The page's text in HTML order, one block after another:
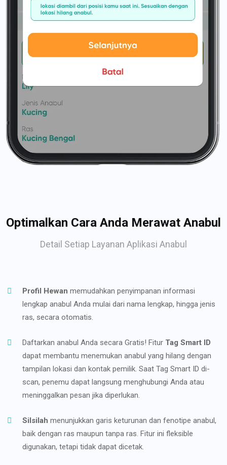
Optimalkan Cara Anda Merawat Anabul
Detail Setiap Layanan Aplikasi Anabul
Profil Hewan memudahkan penyimpanan informasi
lengkap anabul Anda mulai dari nama lengkap, hingga jenis
ras, secara otomatis.
Daftarkan anabul Anda secara Gratis! Fitur Tag Smart ID
dapat membantu menemukan anabul yang hilang dengan
tampilan lokasi dan kontak pemilik. Saat Tag Smart ID di-
scan, penemu dapat langsung menghubungi Anda atau
meninggalkan pesan jika diperlukan.
Silsilah menunjukkan garis keturunan dan fenotipe anabul,
baik dengan ras maupun tanpa ras. Fitur ini fleksible
digunakan, tetapi tidak dapat dicetak.